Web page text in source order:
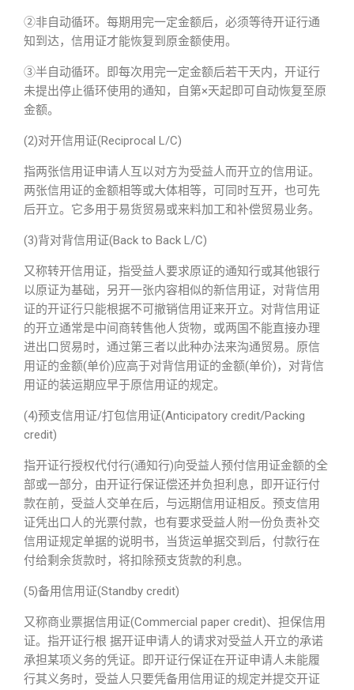
②非自动循环。每期用完一定金额后，必须等待开证行通
知到达，信用证才能恢复到原金额使用。
③半自动循环。即每次用完一定金额后若干天内，开证行
未提出停止循环使用的通知，自第×天起即可自动恢复至原
金额。
(2)对开信用证(Reciprocal L/C)
指两张信用证申请人互以对方为受益人而开立的信用证。
两张信用证的金额相等或大体相等，可同时互开，也可先
后开立。它多用于易货贸易或来料加工和补偿贸易业务。
(3)背对背信用证(Back to Back L/C)
又称转开信用证，指受益人要求原证的通知行或其他银行
以原证为基础，另开一张内容相似的新信用证，对背信用
证的开证行只能根据不可撤销信用证来开立。对背信用证
的开立通常是中间商转售他人货物，或两国不能直接办理
进出口贸易时，通过第三者以此种办法来沟通贸易。原信
用证的金额(单价)应高于对背信用证的金额(单价)，对背信
用证的装运期应早于原信用证的规定。
(4)预支信用证/打包信用证(Anticipatory credit/Packing
credit)
指开证行授权代付行(通知行)向受益人预付信用证金额的全
部或一部分，由开证行保证偿还并负担利息，即开证行付
款在前，受益人交单在后，与远期信用证相反。预支信用
证凭出口人的光票付款，也有要求受益人附一份负责补交
信用证规定单据的说明书，当货运单据交到后，付款行在
付给剩余货款时，将扣除预支货款的利息。
(5)备用信用证(Standby credit)
又称商业票据信用证(Commercial paper credit)、担保信用
证。指开证行根 据开证申请人的请求对受益人开立的承诺
承担某项义务的凭证。即开证行保证在开证申请人未能履
行其义务时，受益人只要凭备用信用证的规定并提交开证